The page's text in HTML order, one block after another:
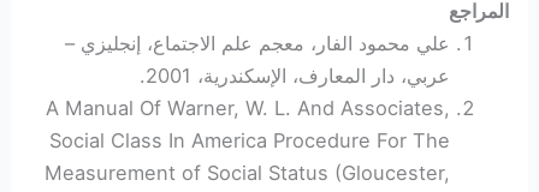
المراجع
علي محمود الفار، معجم علم الاجتماع، إنجليزي –
عربي، دار المعارف، الإسكندرية، 2001.
A Manual Of Warner, W. L. And Associates,
Social Class In America Procedure For The
Measurement of Social Status (Gloucester,